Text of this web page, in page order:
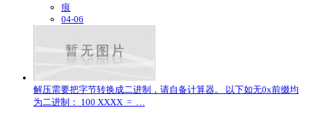
痕
04-06
解压需要把字节转换成二进制，请自备计算器。 以下如无0x前缀均
为二进制： 100 XXXX = …